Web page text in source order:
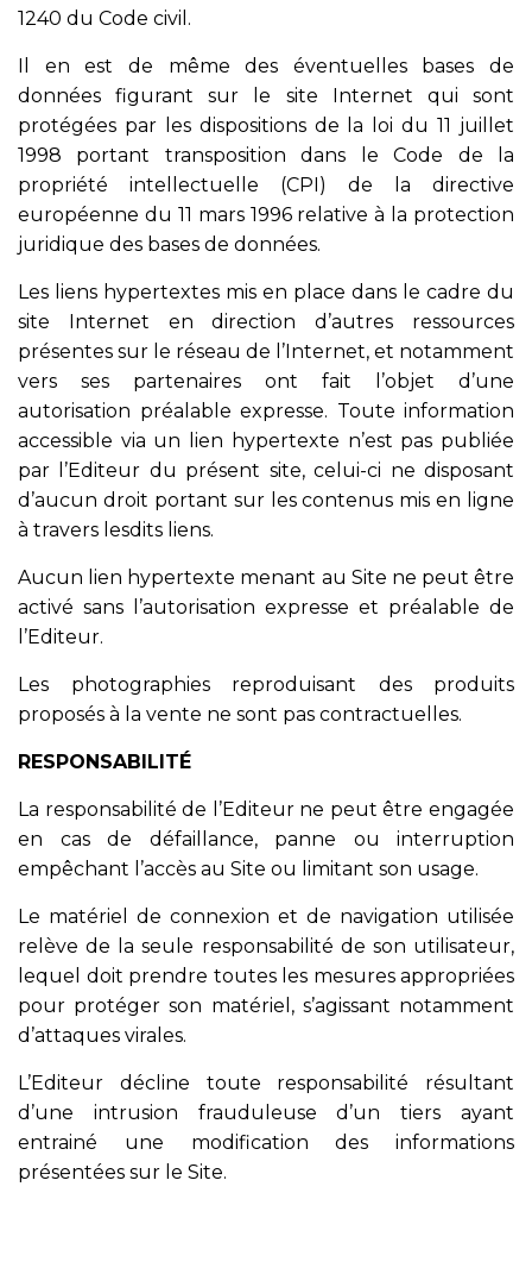
1240 du Code civil.
Il en est de même des éventuelles bases de
données figurant sur le site Internet qui sont
protégées par les dispositions de la loi du 11 juillet
1998 portant transposition dans le Code de la
propriété intellectuelle (CPI) de la directive
européenne du 11 mars 1996 relative à la protection
juridique des bases de données.
Les liens hypertextes mis en place dans le cadre du
site Internet en direction d’autres ressources
présentes sur le réseau de l’Internet, et notamment
vers ses partenaires ont fait l’objet d’une
autorisation préalable expresse. Toute information
accessible via un lien hypertexte n’est pas publiée
par l’Editeur du présent site, celui-ci ne disposant
d’aucun droit portant sur les contenus mis en ligne
à travers lesdits liens.
Aucun lien hypertexte menant au Site ne peut être
activé sans l’autorisation expresse et préalable de
l’Editeur.
Les photographies reproduisant des produits
proposés à la vente ne sont pas contractuelles.
RESPONSABILITÉ
La responsabilité de l’Editeur ne peut être engagée
en cas de défaillance, panne ou interruption
empêchant l’accès au Site ou limitant son usage.
Le matériel de connexion et de navigation utilisée
relève de la seule responsabilité de son utilisateur,
lequel doit prendre toutes les mesures appropriées
pour protéger son matériel, s’agissant notamment
d’attaques virales.
L’Editeur décline toute responsabilité résultant
d’une intrusion frauduleuse d’un tiers ayant
entrainé une modification des informations
présentées sur le Site.